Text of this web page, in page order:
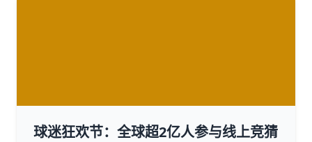
球迷狂欢节：全球超2亿人参与线上竞猜